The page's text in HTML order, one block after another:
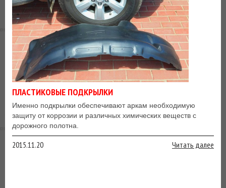
ПЛАСТИКОВЫЕ ПОДКРЫЛКИ
Именно подкрылки обеспечивают аркам необходимую
защиту от коррозии и различных химических веществ с
дорожного полотна.
2015.11.20 Читать далее